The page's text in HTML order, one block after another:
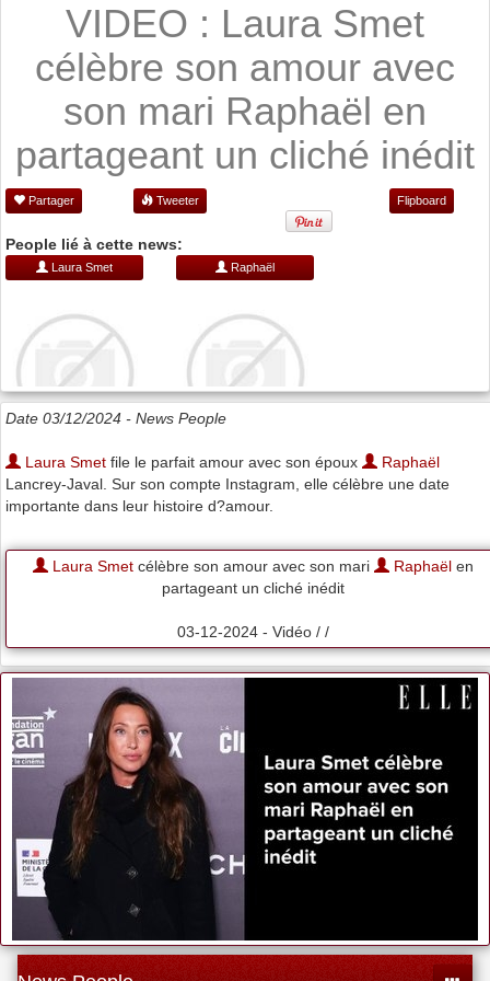
VIDEO : Laura Smet
célèbre son amour avec
son mari Raphaël en
partageant un cliché inédit
Partager Tweeter Flipboard
People lié à cette news:
Laura Smet Raphaël
Date 03/12/2024 - News People
Laura Smet file le parfait amour avec son époux
Raphaël
Lancrey-Javal. Sur son compte Instagram, elle célèbre une date
importante dans leur histoire d?amour.
Laura Smet célèbre son amour avec son mari Raphaël en
partageant un cliché inédit
03-12-2024 - Vidéo / /